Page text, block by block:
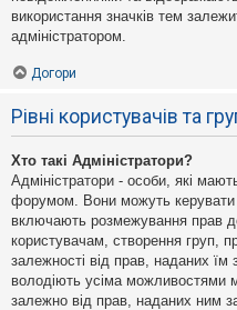
використання значків тем
адміністратором.
Догори
Рівні користувачів та
Хто такі Адміністратори?
Адміністратори - особи, які
форумом. Вони можуть керувати
включають розмежування прав
користувачам, створення груп,
залежності від прав, наданих
володіють усіма можливостями
залежно від прав, наданих ним